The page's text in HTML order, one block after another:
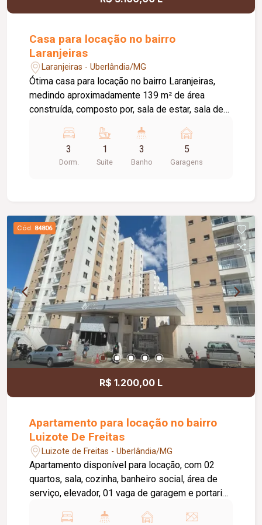
oferecer conforto, sofisticação e funcionalidade.
Casa para locação no bairro
Laranjeiras
Laranjeiras - Uberlândia/MG
Ótima casa para locação no bairro Laranjeiras,
medindo aproximadamente 139 m² de área
construída, composto por, sala de estar, sala de
sendo 01 suite, banheiro social, cozinha com
armários planejados cooktop e geladeira,
despensa e área de serviço, banheiro externo,
3
Dorm.
1
Suite
3
Banho
5
Garagens
Cód. 84806
R$ 1.200,00 L
Apartamento para locação no bairro
Luizote De Freitas
Luizote de Freitas - Uberlândia/MG
Apartamento disponível para locação, com 02
quartos, sala, cozinha, banheiro social, área de
serviço, elevador, 01 vaga de garagem e portaria
piscina e salão de festas, proporcionando mais